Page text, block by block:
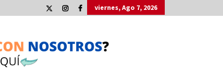
viernes, Ago 7, 2026